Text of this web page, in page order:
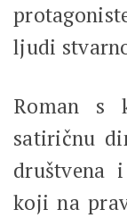
ljudi
Roman s
satiričnu
društvena
koji na